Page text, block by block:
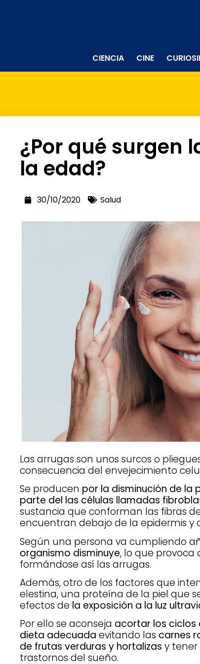
CIENCIA CINE
¿Por qué surgen
la edad?
30/10/2020 Salud
Las arrugas son unos surcos o
consecuencia del envejecimiento
Se producen por la disminución de la
parte del las células llamadas
sustancia que conforman las fibras
encuentran debajo de la epidermis y
Según una persona va cumpliendo
organismo disminuye, lo que provoca
formándose así las arrugas.
Además, otro de los factores que
elestina, una proteína de la piel que
efectos de la exposición a la luz
Por ello se aconseja acortar los ciclos
dieta adecuada evitando las carnes
de frutas verduras y hortalizas y tener
trastornos del sueño.